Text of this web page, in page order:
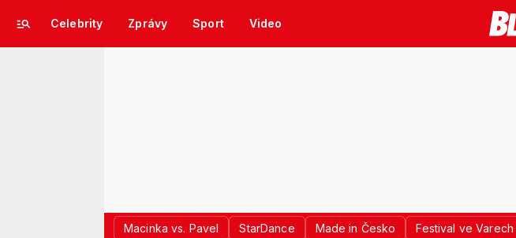
Celebrity Zprávy Sport Video
Macinka vs. Pavel StarDance Made in Česko Festival ve